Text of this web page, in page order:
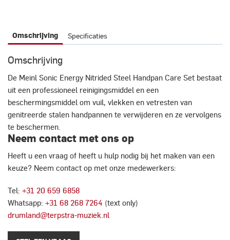
Omschrijving Specificaties
Omschrijving
De Meinl Sonic Energy Nitrided Steel Handpan Care Set bestaat
uit een professioneel reinigingsmiddel en een
beschermingsmiddel om vuil, vlekken en vetresten van
genitreerde stalen handpannen te verwijderen en ze vervolgens
te beschermen.
Neem contact met ons op
Heeft u een vraag of heeft u hulp nodig bij het maken van een
keuze? Neem contact op met onze medewerkers:
Tel: +31 20 659 6858
Whatsapp: +31 68 268 7264 (text only)
drumland@terpstra-muziek.nl